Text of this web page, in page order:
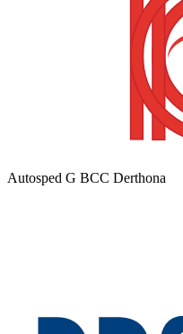
Autosped G BCC Derthona